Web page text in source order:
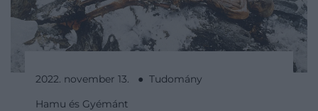
2022. november 13. ● Tudomány
Hamu és Gyémánt